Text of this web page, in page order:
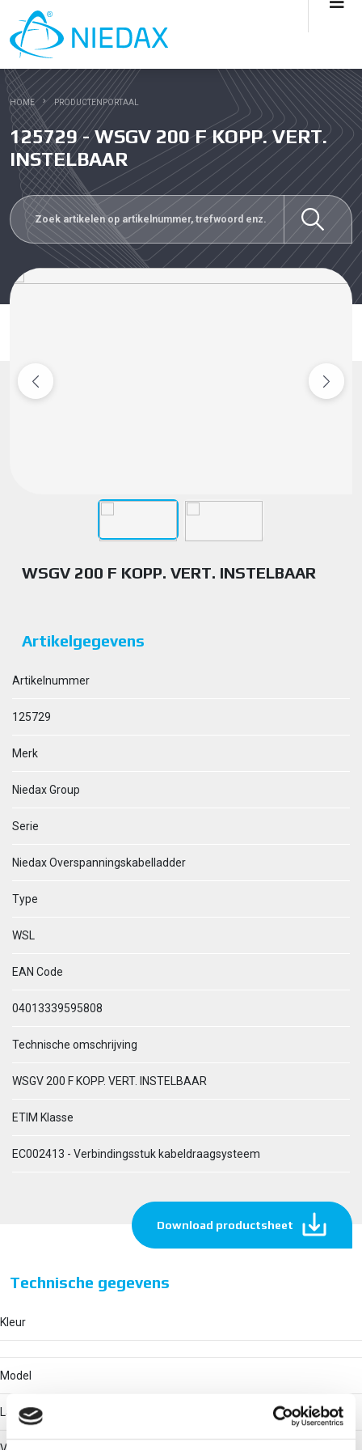
HOME PRODUCTENPORTAAL
125729 - WSGV 200 F KOPP. VERT.
INSTELBAAR
WSGV 200 F KOPP. VERT. INSTELBAAR
Artikelgegevens
Artikelnummer
125729
Merk
Niedax Group
Serie
Niedax Overspanningskabelladder
Type
WSL
EAN Code
04013339595808
Technische omschrijving
WSGV 200 F KOPP. VERT. INSTELBAAR
ETIM Klasse
EC002413 - Verbindingsstuk kabeldraagsysteem
Download productsheet
Technische gegevens
Kleur
Model
Langsverbinder